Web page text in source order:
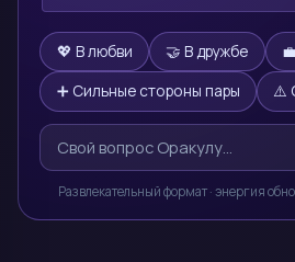
💖 В любви 🤝 В дружбе
➕ Сильные стороны пары
⚠️
Развлекательный формат · энергия